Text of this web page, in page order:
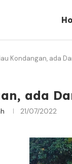
Kondangan, ada
ada
21/07/2022